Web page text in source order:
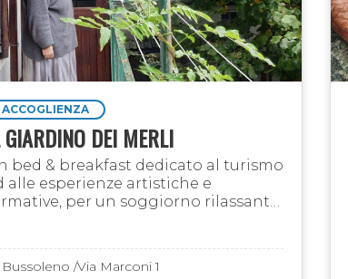
ACCOGLIENZA
DEI MERLI
bed & breakfast dedicato al turismo
alle esperienze artistiche e
per un soggiorno rilassante
Bussoleno /Via Marconi 1